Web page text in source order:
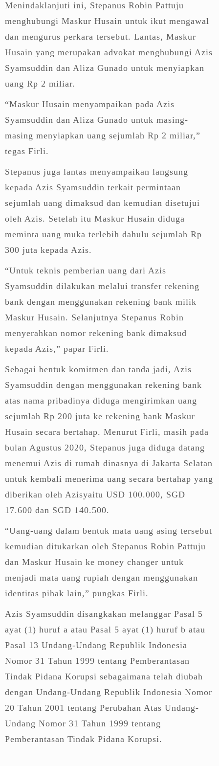
Menindaklanjuti ini, Stepanus Robin Pattuju
menghubungi Maskur Husain untuk ikut mengawal
dan mengurus perkara tersebut. Lantas, Maskur
Husain yang merupakan advokat menghubungi Azis
Syamsuddin dan Aliza Gunado untuk menyiapkan
uang Rp 2 miliar.
“Maskur Husain menyampaikan pada Azis
Syamsuddin dan Aliza Gunado untuk masing-
masing menyiapkan uang sejumlah Rp 2 miliar,”
tegas Firli.
Stepanus juga lantas menyampaikan langsung
kepada Azis Syamsuddin terkait permintaan
sejumlah uang dimaksud dan kemudian disetujui
oleh Azis. Setelah itu Maskur Husain diduga
meminta uang muka terlebih dahulu sejumlah Rp
300 juta kepada Azis.
“Untuk teknis pemberian uang dari Azis
Syamsuddin dilakukan melalui transfer rekening
bank dengan menggunakan rekening bank milik
Maskur Husain. Selanjutnya Stepanus Robin
menyerahkan nomor rekening bank dimaksud
kepada Azis,” papar Firli.
Sebagai bentuk komitmen dan tanda jadi, Azis
Syamsuddin dengan menggunakan rekening bank
atas nama pribadinya diduga mengirimkan uang
sejumlah Rp 200 juta ke rekening bank Maskur
Husain secara bertahap. Menurut Firli, masih pada
bulan Agustus 2020, Stepanus juga diduga datang
menemui Azis di rumah dinasnya di Jakarta Selatan
untuk kembali menerima uang secara bertahap yang
diberikan oleh Azisyaitu USD 100.000, SGD
17.600 dan SGD 140.500.
“Uang-uang dalam bentuk mata uang asing tersebut
kemudian ditukarkan oleh Stepanus Robin Pattuju
dan Maskur Husain ke money changer untuk
menjadi mata uang rupiah dengan menggunakan
identitas pihak lain,” pungkas Firli.
Azis Syamsuddin disangkakan melanggar Pasal 5
ayat (1) huruf a atau Pasal 5 ayat (1) huruf b atau
Pasal 13 Undang-Undang Republik Indonesia
Nomor 31 Tahun 1999 tentang Pemberantasan
Tindak Pidana Korupsi sebagaimana telah diubah
dengan Undang-Undang Republik Indonesia Nomor
20 Tahun 2001 tentang Perubahan Atas Undang-
Undang Nomor 31 Tahun 1999 tentang
Pemberantasan Tindak Pidana Korupsi.